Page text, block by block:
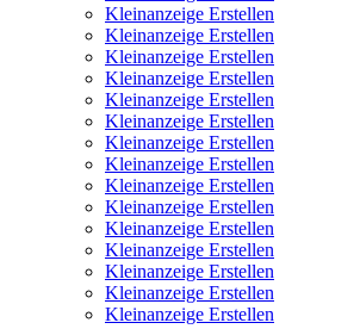
Kleinanzeige Erstellen
Kleinanzeige Erstellen
Kleinanzeige Erstellen
Kleinanzeige Erstellen
Kleinanzeige Erstellen
Kleinanzeige Erstellen
Kleinanzeige Erstellen
Kleinanzeige Erstellen
Kleinanzeige Erstellen
Kleinanzeige Erstellen
Kleinanzeige Erstellen
Kleinanzeige Erstellen
Kleinanzeige Erstellen
Kleinanzeige Erstellen
Kleinanzeige Erstellen